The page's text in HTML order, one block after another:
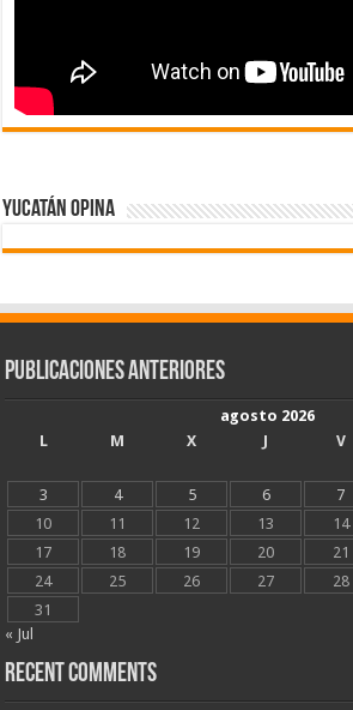
Yucatán Opina
Publicaciones Anteriores
agosto 2026
L
M X J V
3
4 5 6 7
10
11 12 13 14
17
18 19 20 21
24
25 26 27 28
31
« Jul
Recent Comments